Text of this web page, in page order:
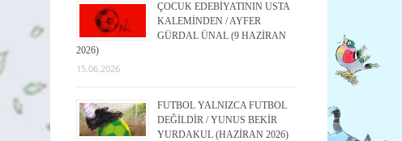
ÇOCUK EDEBİYATININ USTA
KALEMİNDEN / AYFER
GÜRDAL ÜNAL (9 HAZİRAN
2026)
15.06.2026
FUTBOL YALNIZCA FUTBOL
DEĞİLDİR / YUNUS BEKİR
YURDAKUL (HAZİRAN 2026)